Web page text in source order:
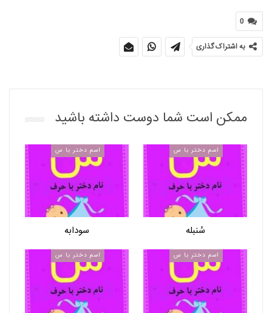
0
به اشتراک گذاری
ممکن است شما دوست داشته باشید
اسم دختر با س
سُنبله
اسم دختر با س
سودابه
اسم دختر با س اسم دختر با س